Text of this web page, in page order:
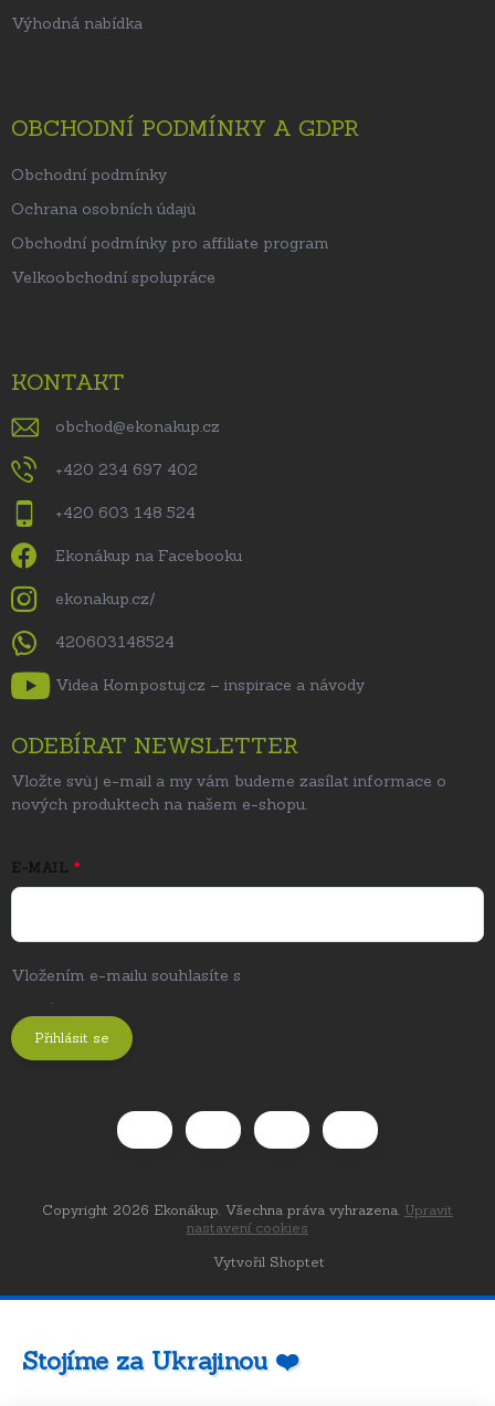
Výhodná nabídka
OBCHODNÍ PODMÍNKY A GDPR
Obchodní podmínky
Ochrana osobních údajů
Obchodní podmínky pro affiliate program
Velkoobchodní spolupráce
KONTAKT
obchod@ekonakup.cz
+420 234 697 402
+420 603 148 524
Ekonákup na Facebooku
ekonakup.cz/
420603148524
Videa Kompostuj.cz – inspirace a návody
ODEBÍRAT NEWSLETTER
Vložte svůj e-mail a my vám budeme zasílat informace o
nových produktech na našem e-shopu.
E-MAIL
Vložením e-mailu souhlasíte s
.
Přihlásit se
Vytvořil Shoptet
Copyright 2026 Ekonákup. Všechna práva vyhrazena. Upravit
nastavení cookies
Stojíme za Ukrajinou ❤️